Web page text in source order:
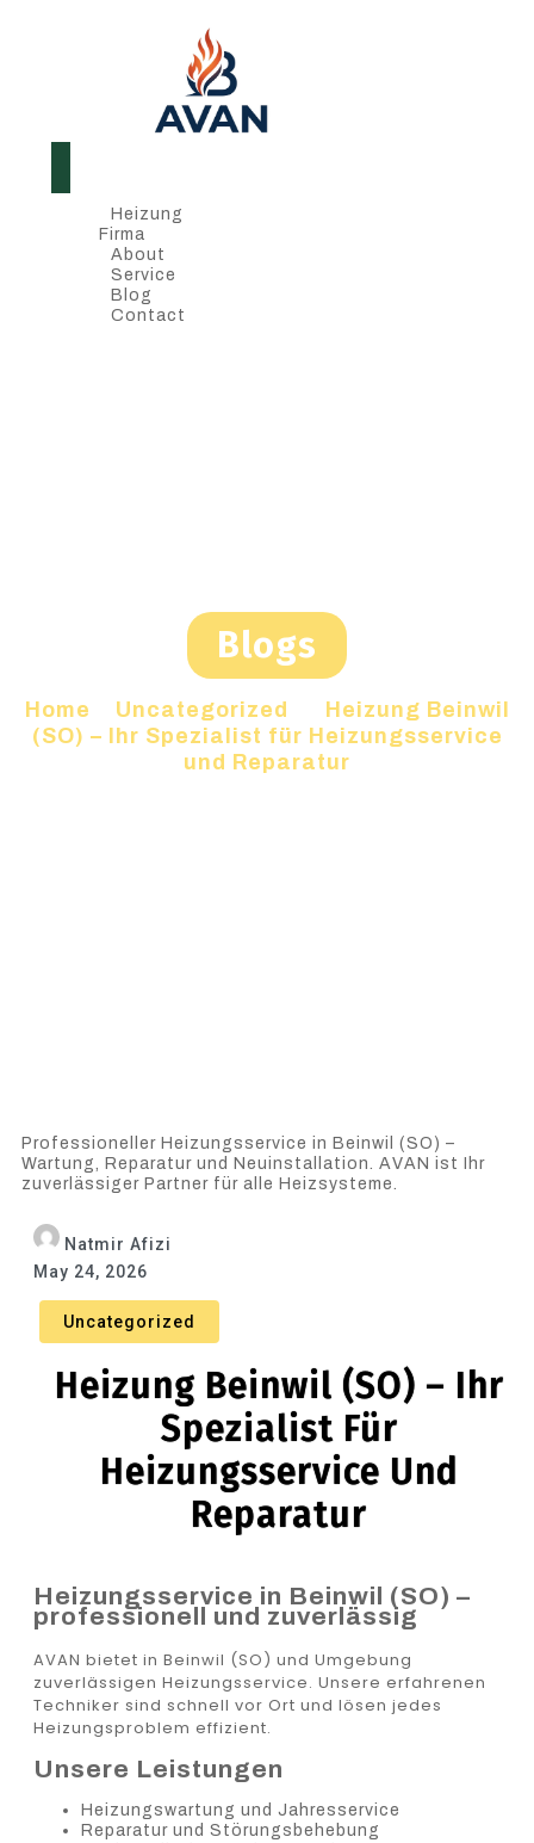
Heizung
Firma
About
Service
Blog
Contact
Blogs
Home Uncategorized
Heizung Beinwil
(SO) – Ihr Spezialist für Heizungsservice
und Reparatur
Professioneller Heizungsservice in Beinwil (SO) –
Wartung, Reparatur und Neuinstallation. AVAN ist Ihr
zuverlässiger Partner für alle Heizsysteme.
Natmir Afizi
May 24, 2026
Uncategorized
Heizung Beinwil (SO) – Ihr
Spezialist Für
Heizungsservice Und
Reparatur
Heizungsservice in Beinwil (SO) –
professionell und zuverlässig
AVAN bietet in Beinwil (SO) und Umgebung
zuverlässigen Heizungsservice. Unsere erfahrenen
Techniker sind schnell vor Ort und lösen jedes
Heizungsproblem effizient.
Unsere Leistungen
Heizungswartung und Jahresservice
Reparatur und Störungsbehebung